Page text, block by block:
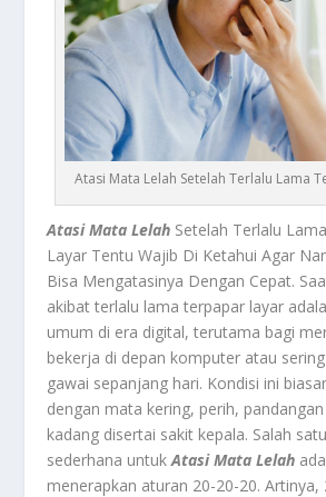
Atasi Mata Lelah Setelah Terlalu Lama
Atasi Mata Lelah Setelah Terlalu
Layar Tentu Wajib Di Ketahui Agar
Bisa Mengatasinya Dengan Cepat.
akibat terlalu lama terpapar layar
umum di era digital, terutama bagi
bekerja di depan komputer atau
gawai sepanjang hari. Kondisi ini
dengan mata kering, perih,
kadang disertai sakit kepala. Salah
sederhana untukAtasi Mata Lelah
menerapkan aturan 20-20-20. Artinya,